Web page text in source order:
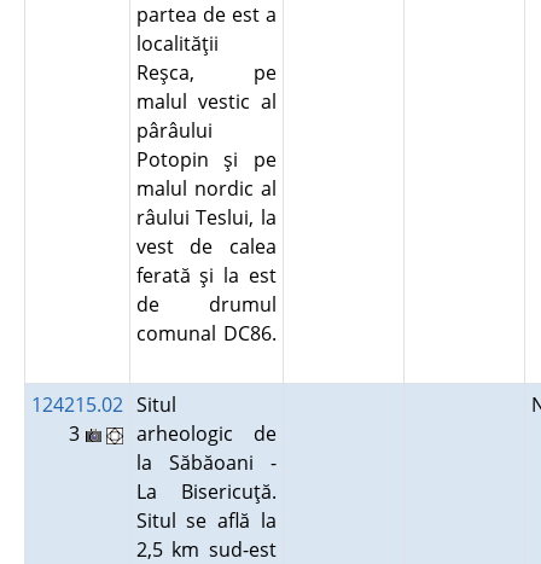
partea de est a
localităţii
Reşca, pe
malul vestic al
pârâului
Potopin şi pe
malul nordic al
râului Teslui, la
vest de calea
ferată şi la est
de drumul
comunal DC86.
124215.02
3
Situl
arheologic de
la Săbăoani -
La Bisericuţă.
Situl se află la
2,5 km sud-est